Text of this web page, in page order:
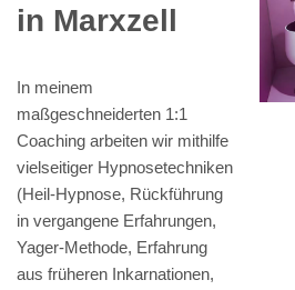
in Marxzell
In meinem
maßgeschneiderten 1:1
Coaching arbeiten wir mithilfe
vielseitiger Hypnosetechniken
(Heil-Hypnose, Rückführung
in vergangene Erfahrungen,
Yager-Methode, Erfahrung
aus früheren Inkarnationen,